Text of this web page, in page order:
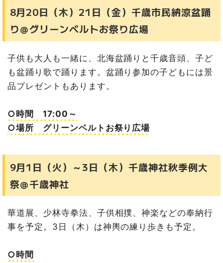
8月20日（木）21日（金）千歳市民納涼盆踊
り＠グリーンベルトお祭り広場
子供も大人も一緒に、北海盆踊りと千歳音頭、子ど
も盆踊り歌で踊ります。盆踊り参加の子どもには景
品プレゼントもあります。
○時間 17:00～
○場所 グリーンベルトお祭り広場
9月1日（火）～3日（木）千歳神社秋季例大
祭＠千歳神社
華道展、少林寺拳法、子供相撲、神楽などの奉納行
事を予定。3日（木）は神輿の練り歩きも予定。
○時間